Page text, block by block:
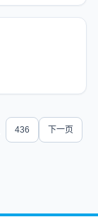
436 下一页